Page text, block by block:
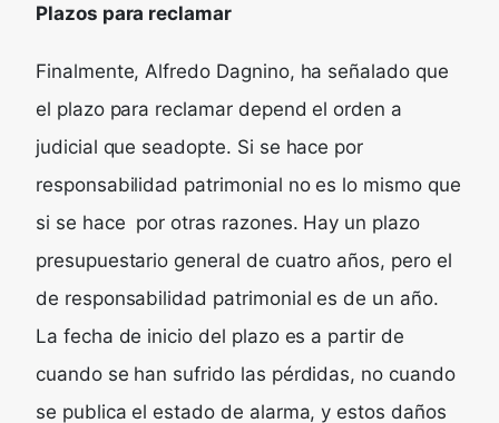
Plazos para reclamar
Finalmente, Alfredo Dagnino, ha señalado que
el plazo para reclamar depend el orden a
judicial que seadopte. Si se hace por
responsabilidad patrimonial no es lo mismo que
si se hace por otras razones. Hay un plazo
presupuestario general de cuatro años, pero el
de responsabilidad patrimonial es de un año.
La fecha de inicio del plazo es a partir de
cuando se han sufrido las pérdidas, no cuando
se publica el estado de alarma, y estos daños